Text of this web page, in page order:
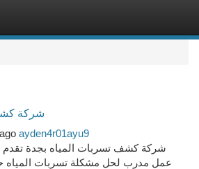
شركة
ayden4r01ayu9
شركة كشف تسربات المياه بجدة
عمل مدرب لحل مشكلة تسربات المياه